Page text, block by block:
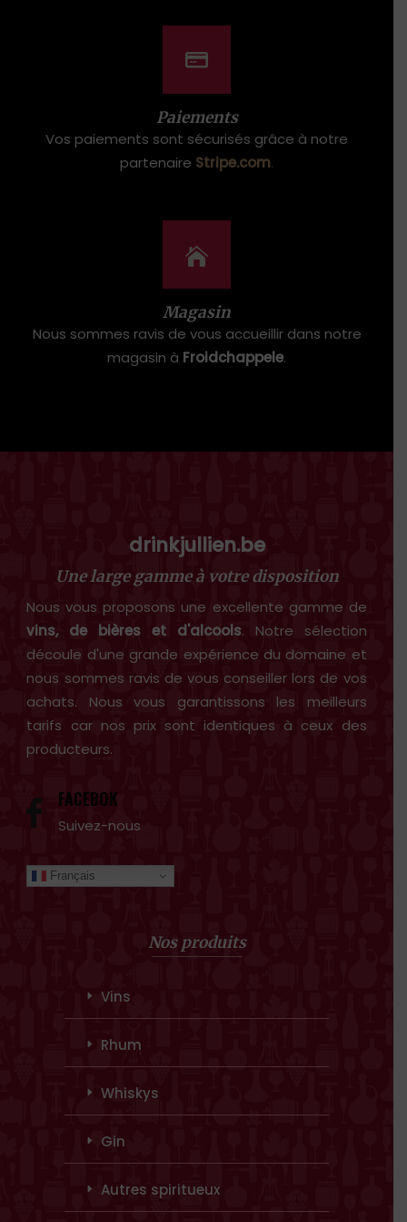
Paiements
Vos paiements sont sécurisés grâce à notre
partenaire Stripe.com.
Magasin
Nous sommes ravis de vous accueillir dans notre
magasin à Froidchappele.
drinkjullien.be
Une large gamme à votre disposition
Nous vous proposons une excellente gamme de
vins, de bières et d'alcools. Notre sélection
découle d'une grande expérience du domaine et
nous sommes ravis de vous conseiller lors de vos
achats. Nous vous garantissons les meilleurs
tarifs car nos prix sont identiques à ceux des
producteurs.
FACEBOK
Suivez-nous
Français
Nos produits
Vins
Rhum
Whiskys
Gin
Autres spiritueux